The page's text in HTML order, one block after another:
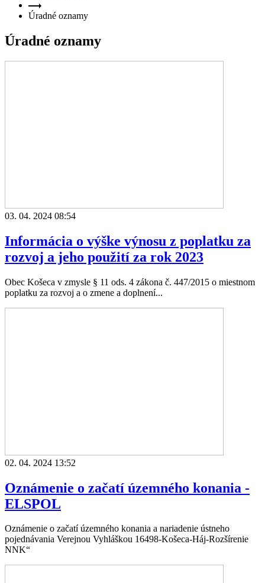
Úradné oznamy
Úradné oznamy
03. 04. 2024 08:54
Informácia o výške výnosu z poplatku za
rozvoj a jeho použití za rok 2023
Obec Košeca v zmysle § 11 ods. 4 zákona č. 447/2015 o miestnom
poplatku za rozvoj a o zmene a doplnení...
02. 04. 2024 13:52
Oznámenie o začatí územného konania -
ELSPOL
Oznámenie o začatí územného konania a nariadenie ústneho
pojednávania Verejnou Vyhláškou 16498-Košeca-Háj-Rozšírenie
NNK“